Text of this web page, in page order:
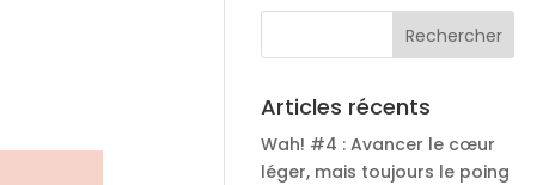
Articles récents
Wah! #4 : Avancer le cœur
léger, mais toujours le poing